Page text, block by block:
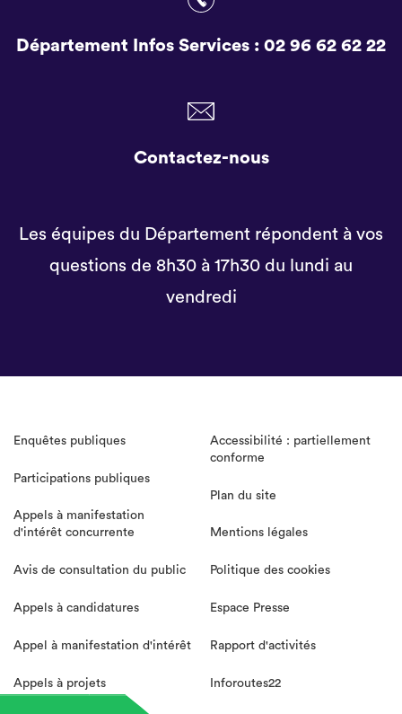
Département Infos Services : 02 96 62 62 22
Contactez-nous
Les équipes du Département répondent à vos
questions de 8h30 à 17h30 du lundi au
vendredi
Enquêtes publiques
Participations publiques
Appels à manifestation
d'intérêt concurrente
Avis de consultation du public
Appels à candidatures
Appel à manifestation d'intérêt
Appels à projets
Accessibilité : partiellement
conforme
Plan du site
Mentions légales
Politique des cookies
Espace Presse
Rapport d'activités
Inforoutes22